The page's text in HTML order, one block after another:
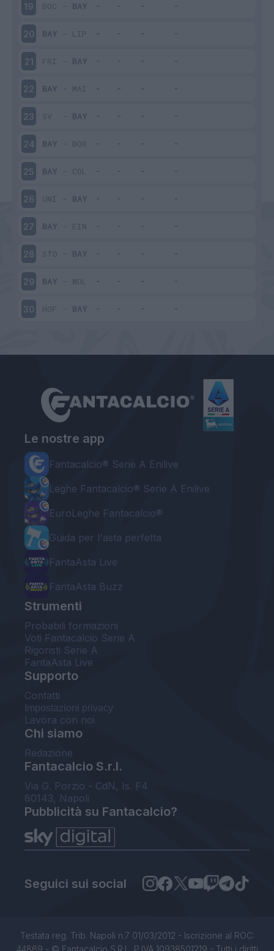
19 BOC - BAY
20 BAY - LIP
21 FRI - BAY
22 BAY - MAI
23 SV - BAY
24 BAY - BOR
25 BAY - COL
26 UNI - BAY
27 BAY - EIN
28 STO - BAY
29 BAY - WOL
30 HOF - BAY
Le nostre app
Fantacalcio® Serie A Enilive
Leghe Fantacalcio® Serie A Enilive
EuroLeghe Fantacalcio®
Guida per l'asta perfetta
FantaAsta Live
FantaAsta Buzz
Strumenti
Probabili formazioni
Voti Fantacalcio Serie A
Rigoristi Serie A
FantaAsta Live
Supporto
Contatti
Impostazioni privacy
Lavora con noi
Chi siamo
Redazione
Fantacalcio S.r.l.
Via G. Porzio - CdN, Is. F4
80143, Napoli
Pubblicità su Fantacalcio?
Seguici sui social
Testata reg. Trib. Napoli n.7 01/03/2012 - Iscrizione al ROC:
44869 - © Fantacalcio S.R.L. P.IVA 10938501219 - Tutti i diritti